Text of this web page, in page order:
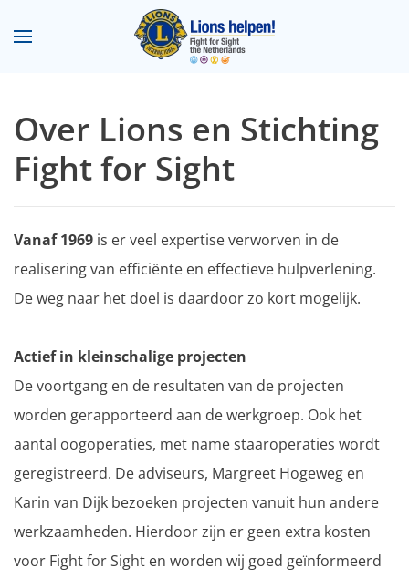
Terug naar hoofdinhoud
Over Lions en Stichting
Fight for Sight
Vanaf 1969 is er veel expertise verworven in de
realisering van efficiënte en effectieve hulpverlening.
De weg naar het doel is daardoor zo kort mogelijk.
Actief in kleinschalige projecten
De voortgang en de resultaten van de projecten
worden gerapporteerd aan de werkgroep. Ook het
aantal oogoperaties, met name staaroperaties wordt
geregistreerd. De adviseurs, Margreet Hogeweg en
Karin van Dijk bezoeken projecten vanuit hun andere
werkzaamheden. Hierdoor zijn er geen extra kosten
voor Fight for Sight en worden wij goed geïnformeerd